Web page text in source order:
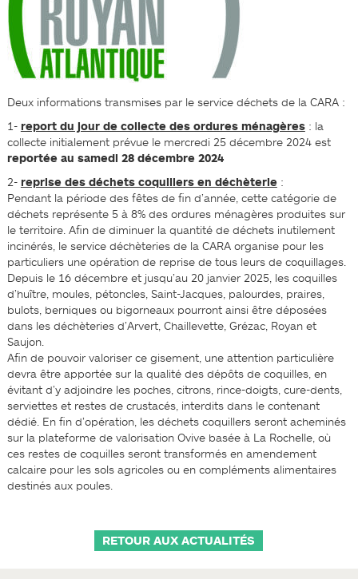
Deux informations transmises par le service déchets de la CARA :
1- report du jour de collecte des ordures ménagères: la
collecte initialement prévue le mercredi 25 décembre 2024 est
reportée au samedi 28 décembre 2024
2- reprise des déchets coquillers en déchèterie:
Pendant la période des fêtes de fin d’année, cette catégorie de
déchets représente 5 à 8% des ordures ménagères produites sur
le territoire. Afin de diminuer la quantité de déchets inutilement
incinérés, le service déchèteries de la CARA organise pour les
particuliers une opération de reprise de tous leurs de coquillages.
Depuis le 16 décembre et jusqu’au 20 janvier 2025, les coquilles
d’huître, moules, pétoncles, Saint-Jacques, palourdes, praires,
bulots, berniques ou bigorneaux pourront ainsi être déposées
dans les déchèteries d’Arvert, Chaillevette, Grézac, Royan et
Saujon.
Afin de pouvoir valoriser ce gisement, une attention particulière
devra être apportée sur la qualité des dépôts de coquilles, en
évitant d’y adjoindre les poches, citrons, rince-doigts, cure-dents,
serviettes et restes de crustacés, interdits dans le contenant
dédié. En fin d’opération, les déchets coquillers seront acheminés
sur la plateforme de valorisation Ovive basée à La Rochelle, où
ces restes de coquilles seront transformés en amendement
calcaire pour les sols agricoles ou en compléments alimentaires
destinés aux poules.
RETOUR AUX ACTUALITÉS